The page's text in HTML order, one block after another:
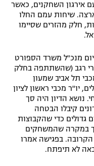
אירגון השחקנים, כאשר
שיחות עמם החלו
חלק מהזרים שסיימו
מנכ"ל משרד הספורט
רגב (שהשתתפה בחלק
תל אביב שמעון
יו"ר מכבי ראשון לציון
נושא הדיון היה סך
קיבלו הבטחה
גדולים כדי שהקבוצות
במקרה שהמשחקים
הקרובה. בפגישה אמרו
לא תיפתח.